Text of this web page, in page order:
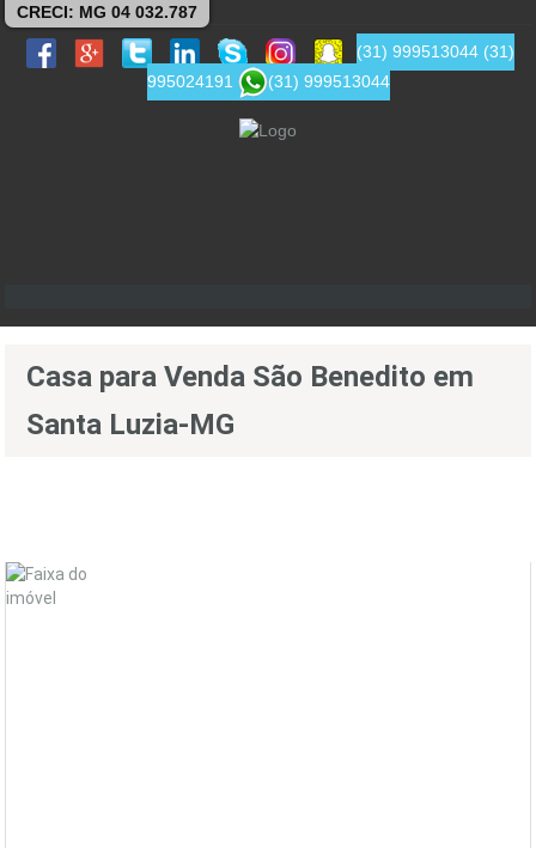
CRECI: MG 04 032.787
(31) 999513044 (31)
995024191
(31) 999513044
Casa para Venda São Benedito em
Santa Luzia-MG